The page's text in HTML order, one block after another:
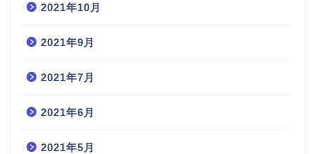
2021年10月
2021年9月
2021年7月
2021年6月
2021年5月